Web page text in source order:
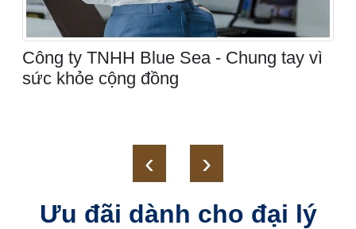
Hoa hậu phong cách Tâm Uyên - Người
đẹp giản dị trong đời thường
‹ ›
Ưu đãi dành cho đại lý